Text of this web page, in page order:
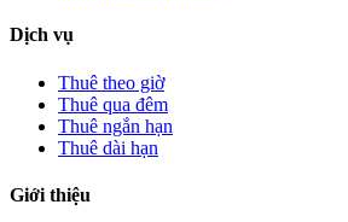
Dịch vụ
Thuê theo giờ
Thuê qua đêm
Thuê ngắn hạn
Thuê dài hạn
Giới thiệu